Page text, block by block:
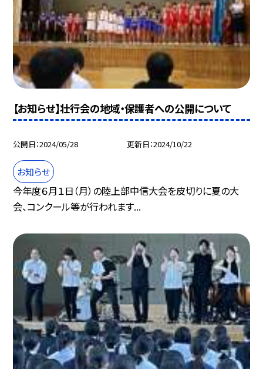
【お知らせ】壮行会の地域・保護者への公開について
公開日 2024/05/28 更新日 2024/10/22
お知らせ
今年度６月１日（月）の陸上部中信大会を皮切りに夏の大
会、コンクール等が行われます...